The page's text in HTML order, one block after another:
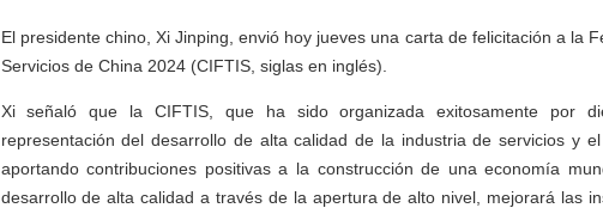
El presidente chino, Xi Jinping, envió hoy jueves una carta de felicitación a la
Servicios de China 2024 (CIFTIS, siglas en inglés).
Xi señaló que la CIFTIS, que ha sido organizada exitosamente por
representación del desarrollo de alta calidad de la industria de servicios y
aportando contribuciones positivas a la construcción de una economía
desarrollo de alta calidad a través de la apertura de alto nivel, mejorará las